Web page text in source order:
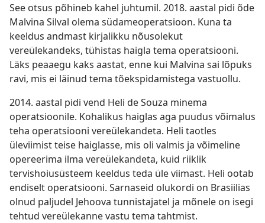
See otsus põhineb kahel juhtumil. 2018. aastal pidi õde
Malvina Silval olema südameoperatsioon. Kuna ta
keeldus andmast kirjalikku nõusolekut
vereülekandeks, tühistas haigla tema operatsiooni.
Läks peaaegu kaks aastat, enne kui Malvina sai lõpuks
ravi, mis ei läinud tema tõekspidamistega vastuollu.
2014. aastal pidi vend Heli de Souza minema
operatsioonile. Kohalikus haiglas aga puudus võimalus
teha operatsiooni vereülekandeta. Heli taotles
üleviimist teise haiglasse, mis oli valmis ja võimeline
opereerima ilma vereülekandeta, kuid riiklik
tervishoiusüsteem keeldus teda üle viimast. Heli ootab
endiselt operatsiooni. Sarnaseid olukordi on Brasiilias
olnud paljudel Jehoova tunnistajatel ja mõnele on isegi
tehtud vereülekanne vastu tema tahtmist.